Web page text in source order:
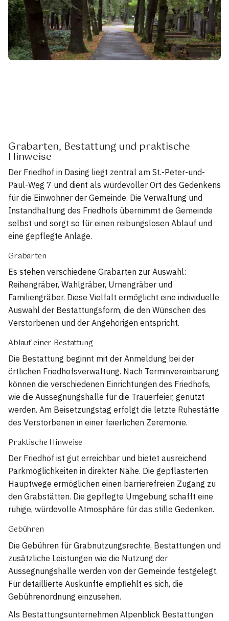
Grabarten, Bestattung und praktische
Hinweise
Der Friedhof in Dasing liegt zentral am St.-Peter-und-
Paul-Weg 7 und dient als würdevoller Ort des Gedenkens
für die Einwohner der Gemeinde. Die Verwaltung und
Instandhaltung des Friedhofs übernimmt die Gemeinde
selbst und sorgt so für einen reibungslosen Ablauf und
eine gepflegte Anlage.
Grabarten
Es stehen verschiedene Grabarten zur Auswahl:
Reihengräber, Wahlgräber, Urnengräber und
Familiengräber. Diese Vielfalt ermöglicht eine individuelle
Auswahl der Bestattungsform, die den Wünschen des
Verstorbenen und der Angehörigen entspricht.
Ablauf einer Bestattung
Die Bestattung beginnt mit der Anmeldung bei der
örtlichen Friedhofsverwaltung. Nach Terminvereinbarung
können die verschiedenen Einrichtungen des Friedhofs,
wie die Aussegnungshalle für die Trauerfeier, genutzt
werden. Am Beisetzungstag erfolgt die letzte Ruhestätte
des Verstorbenen in einer feierlichen Zeremonie.
Praktische Hinweise
Der Friedhof ist gut erreichbar und bietet ausreichend
Parkmöglichkeiten in direkter Nähe. Die gepflasterten
Hauptwege ermöglichen einen barrierefreien Zugang zu
den Grabstätten. Die gepflegte Umgebung schafft eine
ruhige, würdevolle Atmosphäre für das stille Gedenken.
Gebühren
Die Gebühren für Grabnutzungsrechte, Bestattungen und
zusätzliche Leistungen wie die Nutzung der
Aussegnungshalle werden von der Gemeinde festgelegt.
Für detaillierte Auskünfte empfiehlt es sich, die
Gebührenordnung einzusehen.
Als Bestattungsunternehmen Alpenblick Bestattungen